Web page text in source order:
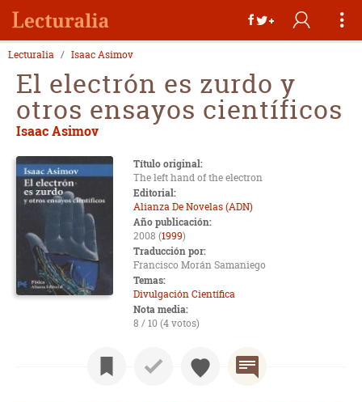
Lecturalia Isaac Asimov
El electrón es zurdo y
otros ensayos científicos
Isaac Asimov
Título original:
The left hand of the electron
Editorial:
Alianza De Novelas (ADN)
Año publicación:
2008 (1999)
Traducción por:
Francisco Morán Samaniego
Temas:
Divulgación Científica
Nota media:
8 / 10 (4 votos)